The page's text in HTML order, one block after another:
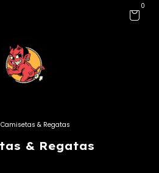
0
Camisetas & Regatas
& Regatas